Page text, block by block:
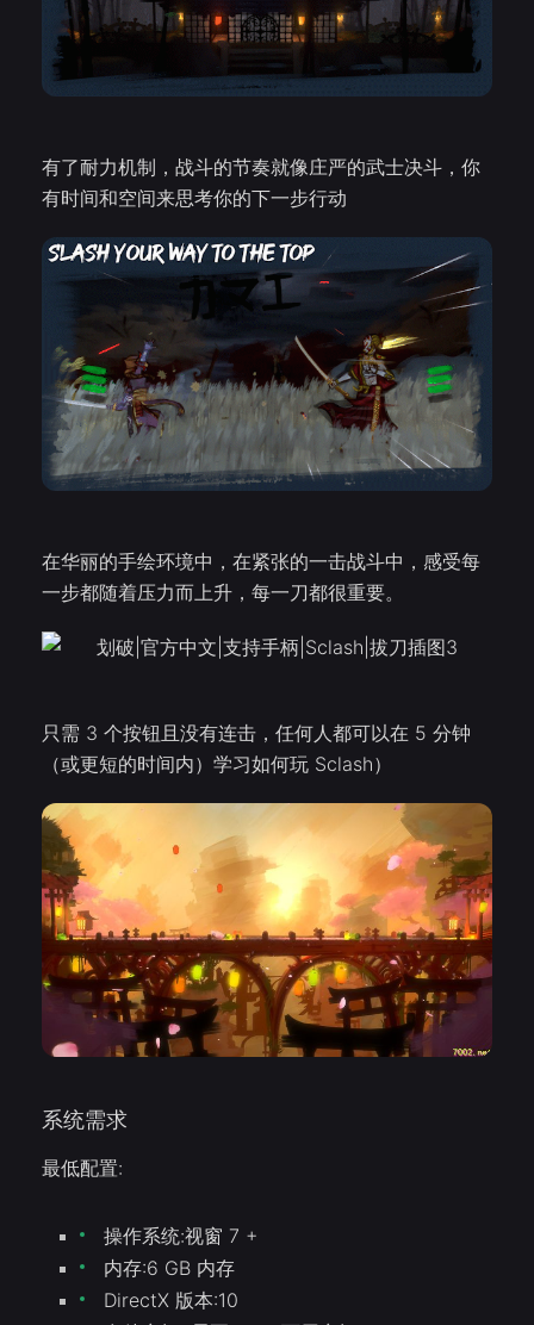
有了耐力机制，战斗的节奏就像庄严的武士决斗，你
有时间和空间来思考你的下一步行动
在华丽的手绘环境中，在紧张的一击战斗中，感受每
一步都随着压力而上升，每一刀都很重要。
只需 3 个按钮且没有连击，任何人都可以在 5 分钟
（或更短的时间内）学习如何玩 Sclash）
系统需求
最低配置:
操作系统:视窗 7 +
内存:6 GB 内存
DirectX 版本:10